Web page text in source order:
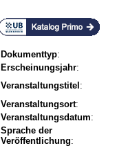
Dokumenttyp:
Erscheinungsjahr:
Veranstaltungstitel :
Veranstaltungsort:
Veranstaltungsdatum:
Sprache der
Veröffentlichung: